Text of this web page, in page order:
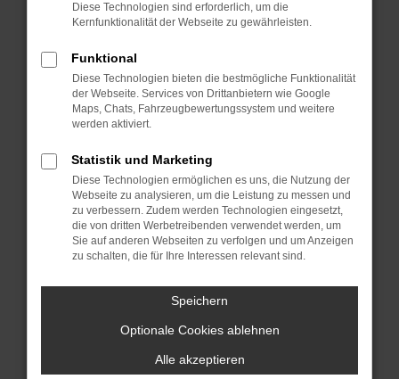
Beim Laden ist ein Fehler aufgetreten.
Hier sind ein paar Tipps, die dir helfen können:
Überprüfe deine Firewall und deine
Internetverbindung.
Laden andere Webseiten, zum Beispiel deine
Suchmaschine?
Manche Erweiterungen, wie Werbeblocker,
können das Laden bestimmter Seiten
verhindern. Funktioniert die Seite in einem
anderen Browser oder in einem privaten
Fenster?
Das kann manchmal helfen, vorübergehende
Probleme zu beheben.
Stelle sicher, dass dein Browser und dein
Betriebssystem auf dem neuesten Stand
Diese Technologien sind erforderlich, um die
Kernfunktionalität der Webseite zu gewährleisten.
Funktional
Diese Technologien bieten die bestmögliche Funktionalität
der Webseite. Services von Drittanbietern wie Google
Maps, Chats, Fahrzeugbewertungssystem und weitere
werden aktiviert.
Statistik und Marketing
Diese Technologien ermöglichen es uns, die Nutzung der
Webseite zu analysieren, um die Leistung zu messen und
zu verbessern. Zudem werden Technologien eingesetzt,
die von dritten Werbetreibenden verwendet werden, um
Sie auf anderen Webseiten zu verfolgen und um Anzeigen
zu schalten, die für Ihre Interessen relevant sind.
Speichern
Optionale Cookies ablehnen
Alle akzeptieren